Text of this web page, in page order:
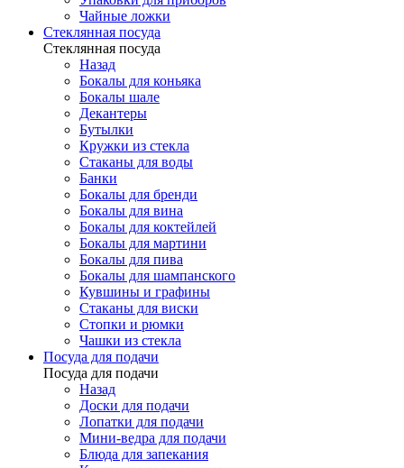
Чайные ложки
Стеклянная посуда
Стеклянная посуда
Назад
Бокалы для коньяка
Бокалы шале
Декантеры
Бутылки
Кружки из стекла
Стаканы для воды
Банки
Бокалы для бренди
Бокалы для вина
Бокалы для коктейлей
Бокалы для мартини
Бокалы для пива
Бокалы для шампанского
Кувшины и графины
Стаканы для виски
Стопки и рюмки
Чашки из стекла
Посуда для подачи
Посуда для подачи
Назад
Доски для подачи
Лопатки для подачи
Мини-ведра для подачи
Блюда для запекания